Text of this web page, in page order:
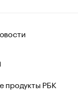
продукты РБК